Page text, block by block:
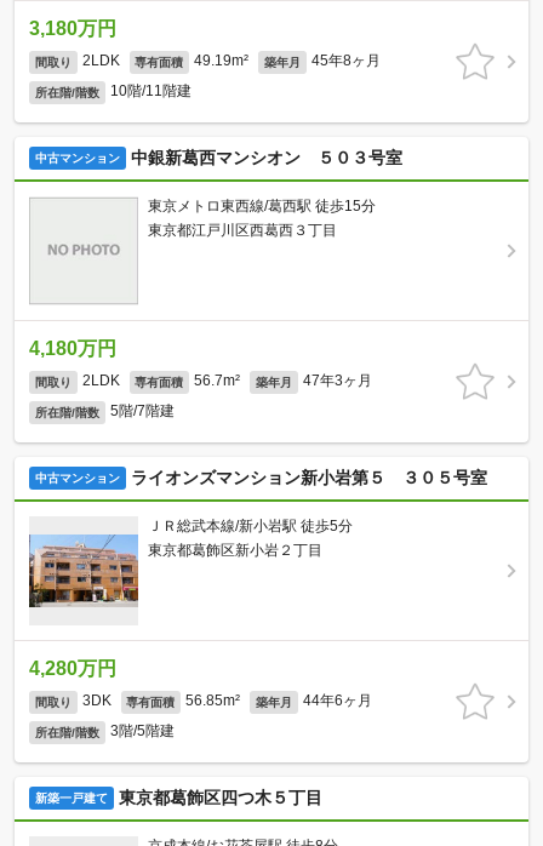
3,180万円
間取り 2LDK 専有面積 49.19m² 築年月 45年8ヶ月
所在階/階数 10階/11階建
中古マンション 中銀新葛西マンシオン ５０３号室
東京メトロ東西線/葛西駅 徒歩15分
東京都江戸川区西葛西３丁目
4,180万円
間取り 2LDK 専有面積 56.7m² 築年月 47年3ヶ月
所在階/階数 5階/7階建
中古マンション ライオンズマンション新小岩第５ ３０５号室
ＪＲ総武本線/新小岩駅 徒歩5分
東京都葛飾区新小岩２丁目
4,280万円
間取り 3DK 専有面積 56.85m² 築年月 44年6ヶ月
所在階/階数 3階/5階建
新築一戸建て 東京都葛飾区四つ木５丁目